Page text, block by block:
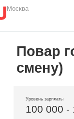
Москва
Повар
смену)
Уровень зарплаты
100 000 -